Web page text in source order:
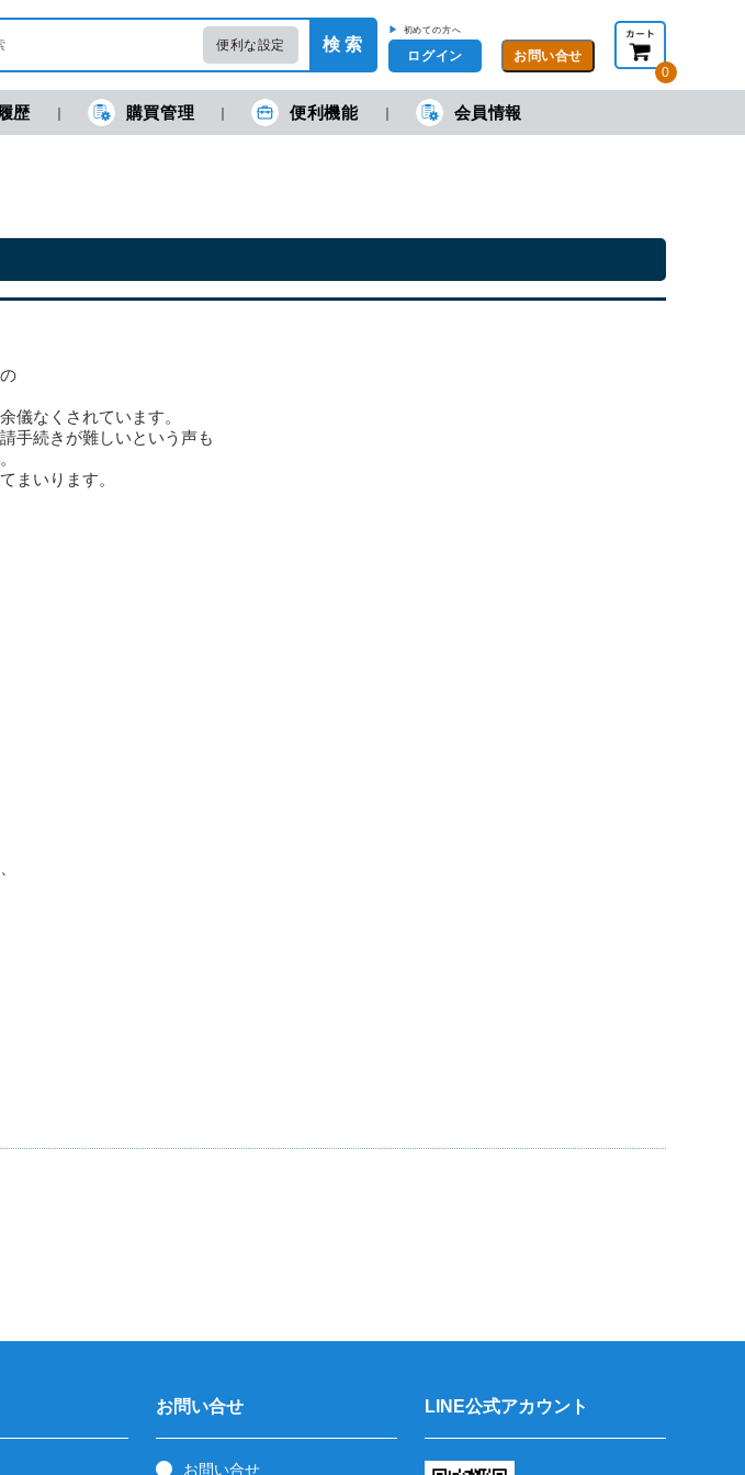
便利な設定 検 索
▶ 初めての方へ
ログイン
0
現在の金額合計： 円 (税抜) 円(税込)
歴 購買管理 便利機能 会員情報
儀なくされています。
手続きが難しいという声も
まいります。
お問い合せ
お問い合せ
LINE公式アカウント